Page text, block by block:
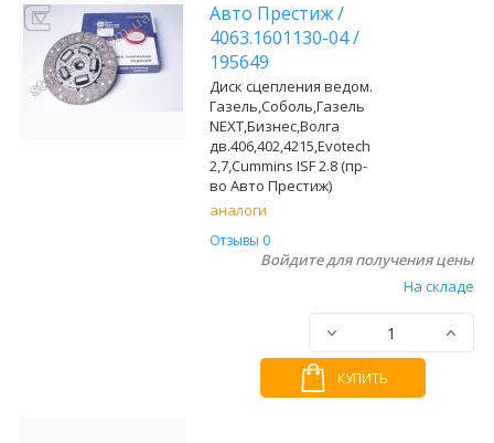
Авто Престиж/
4063.1601130-04/
195649
Диск сцепления ведом.
Газель,Соболь,Газель
NEXT,Бизнес,Волга
дв.406,402,4215,Evotech
2,7,Cummins ISF 2.8 (пр-
во Авто Престиж)
аналоги
Отзывы 0
Войдите для получения цены
На складе
КУПИТЬ